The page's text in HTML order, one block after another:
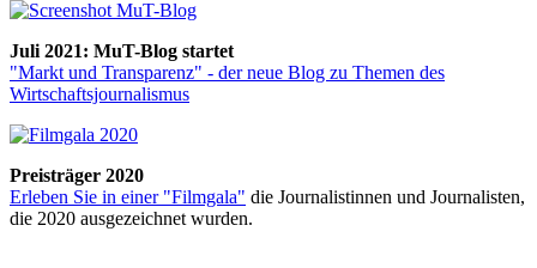
Juli 2021: MuT-Blog startet
"Markt und Transparenz" - der neue Blog zu Themen des
Wirtschaftsjournalismus
Preisträger 2020
Erleben Sie in einer "Filmgala" die Journalistinnen und Journalisten,
die 2020 ausgezeichnet wurden.